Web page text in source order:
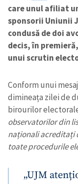
care unul afiliat
sponsorii Uniunii
condusă de doi
decis, în
unui scrutin
Conform unui
dimineața zilei de
birourilor
observatorilor din
naționali acreditați
toate procedurile
„UJM